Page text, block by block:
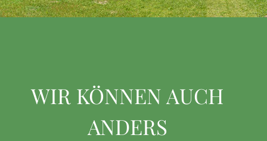
WIR KÖNNEN AUCH
ANDERS